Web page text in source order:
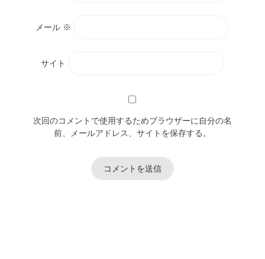
メール ※
サイト
次回のコメントで使用するためブラウザーに自分の名
前、メールアドレス、サイトを保存する。